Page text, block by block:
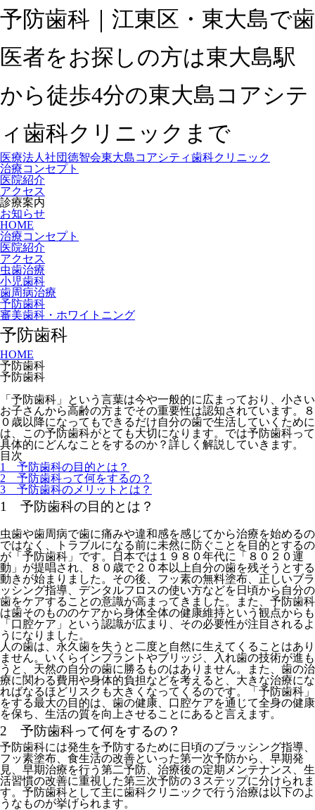
予防歯科｜江東区・東大島で歯
医者をお探しの方は東大島駅
から徒歩4分の東大島コアシテ
ィ歯科クリニックまで
医療法人社団徳智会東大島コアシティ歯科クリニック
治療コンセプト
医院紹介
アクセス
診療案内
お知らせ
HOME
治療コンセプト
医院紹介
アクセス
虫歯治療
小児歯科
歯周病治療
予防歯科
審美歯科・ホワイトニング
予防歯科
HOME
予防歯科
予防歯科
「予防歯科」という言葉は今や一般的に広まっており、小さい
お子さんから高齢の方までその重要性は認知されています。８
０歳以降になってもできるだけ自分の歯で生活していくために
は、この予防歯科がとても大切になります。では予防歯科って
具体的にどんなことをするのか？詳しく解説していきます。
目次
1 予防歯科の目的とは？
2 予防歯科って何をするの？
3 予防歯科のメリットとは？
1 予防歯科の目的とは？
虫歯や歯周病で歯に痛みや違和感を感じてから治療を始めるの
ではなく、トラブルになる前に未然に防ぐことを目的とするの
が「予防歯科」です。日本では１９８０年代に「８０２０運
動」が提唱され、８０歳で２０本以上自分の歯を残そうとする
動きが始まりました。その後、フッ素の無料塗布、正しいブラ
ッシング指導、デンタルフロスの使い方などを日頃から自分の
歯をケアすることの意識が高まってきました。また、予防歯科
は歯そのもののケアから身体全体の健康維持という観点からも
「口腔ケア」という認識が広まり、その必要性が注目されるよ
うになりました。
人の歯は、永久歯を失うと二度と自然に生えてくることはあり
ません。いくらインプラントやブリッジ、入れ歯の技術が進も
うと、天然の自分の歯に勝るものはありません。また、歯の治
療に関わる費用や身体的負担などを考えると、大きな治療にな
ればなるほどリスクも大きくなってくるのです。「予防歯科」
をする最大の目的は、歯の健康、口腔ケアを通じて全身の健康
を保ち、生活の質を向上させることにあると言えます。
2 予防歯科って何をするの？
予防歯科には発生を予防するために日頃のブラッシング指導、
フッ素塗布、食生活の改善といった第一次予防から、早期発
見、早期治療を行う第二予防、治療後の定期メンテナンス、生
活習慣の改善に重視した第三次予防の３ステップに分けられま
す。予防歯科として主に歯科クリニックで行う治療は以下のよ
うなものが挙げられます。